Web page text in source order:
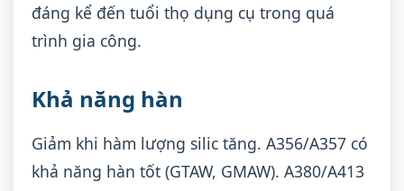
đáng kể đến tuổi thọ dụng cụ trong quá
trình gia công.
Khả năng hàn
Giảm khi hàm lượng silic tăng. A356/A357 có
khả năng hàn tốt (GTAW, GMAW). A380/A413